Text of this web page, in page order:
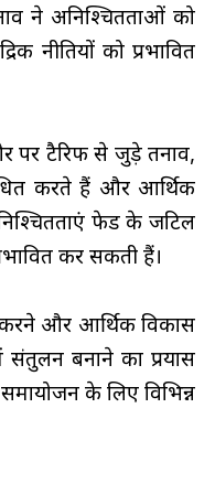
ने अनिश्चितताओं को
नीतियों को प्रभावित
पर टैरिफ से जुड़े तनाव,
करते हैं और आर्थिक
फेड के जटिल
कर सकती हैं।
करने और आर्थिक विकास
संतुलन बनाने का प्रयास
के लिए विभिन्न